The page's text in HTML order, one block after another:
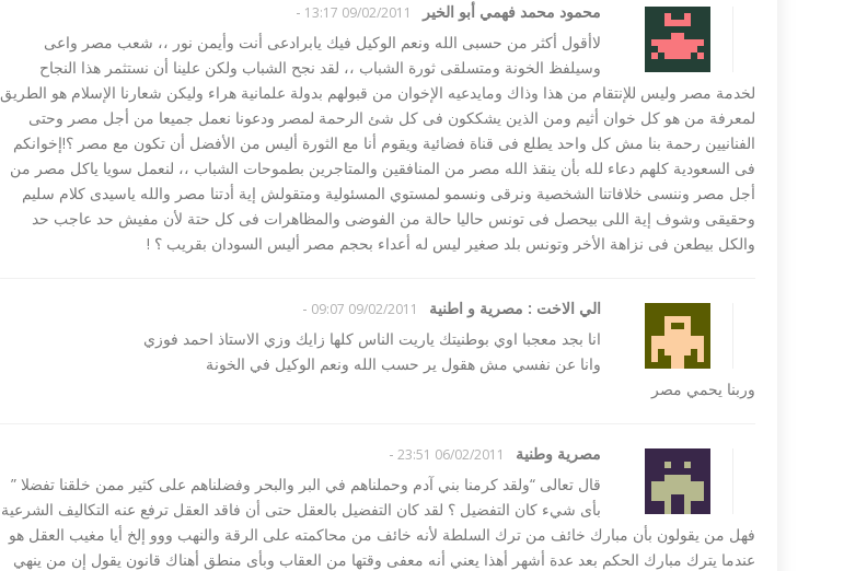
محمود محمد فهمي أبو الخير 09/02/2011 13:17
-
لاأقول أكثر من حسبى الله ونعم الوكيل فيك يابرادعى أنت وأيمن نور ،، شعب مصر واعى
وسيلفظ الخونة ومتسلقى ثورة الشباب ،، لقد نجح الشباب ولكن علينا أن نستثمر هذا النجاح
لخدمة مصر وليس للإنتقام من هذا وذاك ومايدعيه الإخوان من قبولهم بدولة علمانية هراء وليكن شعارنا الإسلام هو الطريق
لمعرفة من هو كل خوان أثيم ومن الذين يشككون فى كل شئ الرحمة لمصر ودعونا نعمل جميعا من أجل مصر وحتى
الفنانيين رحمة بنا مش كل واحد يطلع فى قناة فضائية ويقوم أنا مع الثورة أليس من الأفضل أن تكون مع مصر ؟!إخوانكم
فى السعودية كلهم دعاء لله بأن ينقذ الله مصر من المنافقين والمتاجرين بطموحات الشباب ،، لنعمل سويا ياكل مصر من
أجل مصر وننسى خلافاتنا الشخصية ونرقى ونسمو لمستوي المسئولية ومتقولش إية أدتنا مصر والله ياسيدى كلام سليم
وحقيقى وشوف إية اللى بيحصل فى تونس حاليا حالة من الفوضى والمظاهرات فى كل حتة لأن مفيش حد عاجب حد
والكل بيطعن فى نزاهة الأخر وتونس بلد صغير ليس له أعداء بحجم مصر أليس السودان بقريب ؟ !
الي الاخت : مصرية و اطنية 09/02/2011 09:07
-
انا بجد معجبا اوي بوطنيتك ياريت الناس كلها زايك وزي الاستاذ احمد فوزي
وانا عن نفسي مش هقول ير حسب الله ونعم الوكيل في الخونة
وربنا يحمي مصر
مصرية وطنية 06/02/2011 23:51
-
قال تعالى “ولقد كرمنا بني آدم وحملناهم في البر والبحر وفضلناهم على كثير ممن خلقنا تفضلا ”
بأى شيء كان التفضيل ؟ لقد كان التفضيل بالعقل حتى أن فاقد العقل ترفع عنه التكاليف الشرعية
فهل من يقولون بأن مبارك خائف من ترك السلطة لأنه خائف من محاكمته على الرقة والنهب ووو إلخ أيا مغيب العقل هو
عندما يترك مبارك الحكم بعد عدة أشهر أهذا يعني أنه معفى وقتها من العقاب وبأى منطق أهناك قانون يقول إن من ينهي